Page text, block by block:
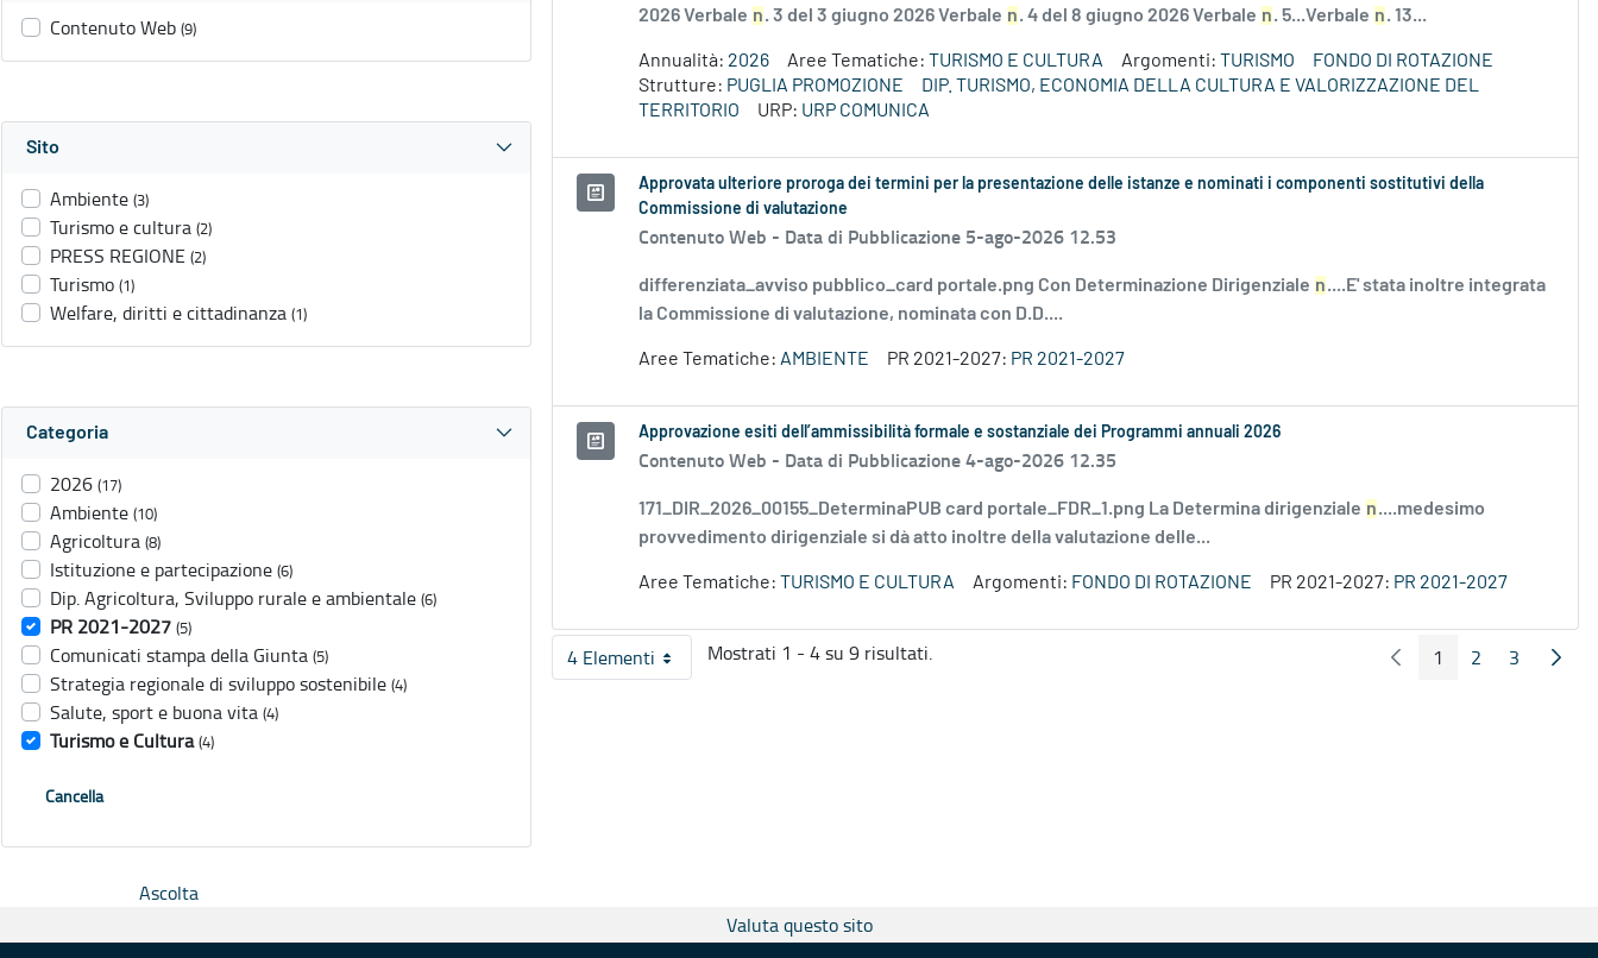
Contenuto Web (9)
Sito
Ambiente (3)
Turismo e cultura (2)
PRESS REGIONE (2)
Turismo (1)
Welfare, diritti e cittadinanza (1)
Categoria
2026 (17)
Ambiente (10)
Agricoltura (8)
Istituzione e partecipazione (6)
Dip. Agricoltura, Sviluppo rurale e ambientale (6)
PR 2021-2027 (5)
Comunicati stampa della Giunta (5)
Strategia regionale di sviluppo sostenibile (4)
Salute, sport e buona vita (4)
Turismo e Cultura (4)
Cancella
2026 Verbale n. 3 del 3 giugno 2026 Verbale n. 4 del 8 giugno 2026 Verbale n. 5...Verbale n. 13...
Annualità: 2026 Aree Tematiche: TURISMO E CULTURA Argomenti: TURISMO
FONDO DI ROTAZIONE
Strutture: PUGLIA PROMOZIONE
DIP. TURISMO, ECONOMIA DELLA CULTURA E VALORIZZAZIONE DEL
TERRITORIO
URP: URP COMUNICA
Approvata ulteriore proroga dei termini per la presentazione delle istanze e nominati i componenti sostitutivi della
Commissione di valutazione
Contenuto Web - Data di Pubblicazione 5-ago-2026 12.53
differenziata_avviso pubblico_card portale.png Con Determinazione Dirigenziale n....E' stata inoltre integrata
la Commissione di valutazione, nominata con D.D....
Aree Tematiche: AMBIENTE PR 2021-2027: PR 2021-2027
Approvazione esiti dell’ammissibilità formale e sostanziale dei Programmi annuali 2026
Contenuto Web - Data di Pubblicazione 4-ago-2026 12.35
171_DIR_2026_00155_DeterminaPUB card portale_FDR_1.png La Determina dirigenziale n....medesimo
provvedimento dirigenziale si dà atto inoltre della valutazione delle...
Aree Tematiche: TURISMO E CULTURA Argomenti: FONDO DI ROTAZIONE PR 2021-2027: PR 2021-2027
4 ElementiPer pagina
Mostrati 1 - 4 su 9 risultati. Pagina Precedente
Pagina
1 Pagina
2 Pagina
3
Ascolta
Valuta questo sito